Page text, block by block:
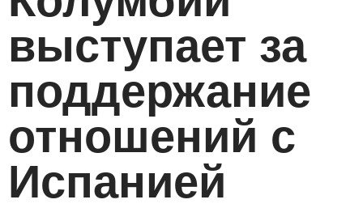
выступает за
поддержание
отношений с
Испанией